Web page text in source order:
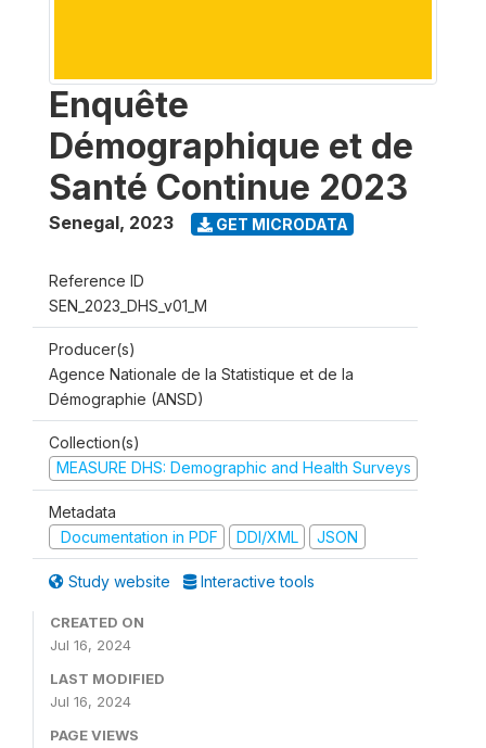
Enquête
Démographique et de
Santé Continue 2023
Senegal, 2023 GET MICRODATA
Reference ID
SEN_2023_DHS_v01_M
Producer(s)
Agence Nationale de la Statistique et de la
Démographie (ANSD)
Collection(s)
MEASURE DHS: Demographic and Health Surveys
Metadata
Documentation in PDF
DDI/XML JSON
Study website Interactive tools
CREATED ON
Jul 16, 2024
LAST MODIFIED
Jul 16, 2024
PAGE VIEWS